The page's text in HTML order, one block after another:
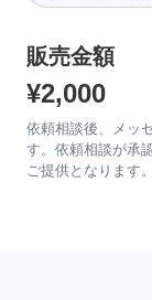
販売金額
¥2,000
依頼相談後、メッ
す。依頼相談が承
ご提供となります。